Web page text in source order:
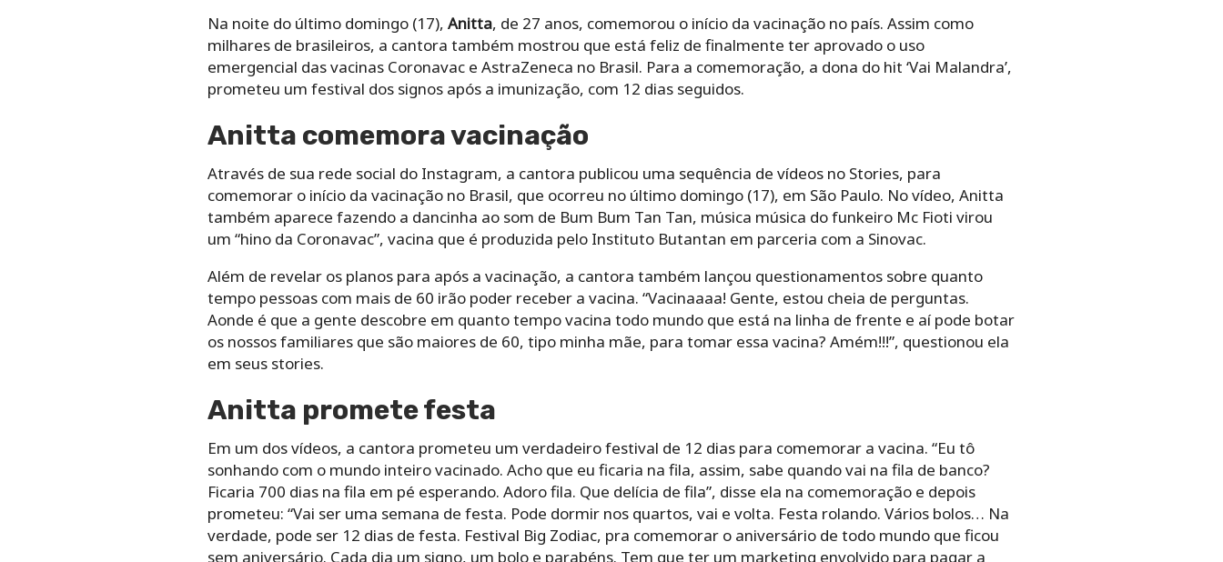
Na noite do último domingo (17), Anitta, de 27 anos, comemorou o início da vacinação no país. Assim como
milhares de brasileiros, a cantora também mostrou que está feliz de finalmente ter aprovado o uso
emergencial das vacinas Coronavac e AstraZeneca no Brasil. Para a comemoração, a dona do hit ‘Vai Malandra’,
prometeu um festival dos signos após a imunização, com 12 dias seguidos.
Anitta comemora vacinação
Através de sua rede social do Instagram, a cantora publicou uma sequência de vídeos no Stories, para
comemorar o início da vacinação no Brasil, que ocorreu no último domingo (17), em São Paulo. No vídeo, Anitta
também aparece fazendo a dancinha ao som de Bum Bum Tan Tan, música música do funkeiro Mc Fioti virou
um “hino da Coronavac”, vacina que é produzida pelo Instituto Butantan em parceria com a Sinovac.
Além de revelar os planos para após a vacinação, a cantora também lançou questionamentos sobre quanto
tempo pessoas com mais de 60 irão poder receber a vacina. “Vacinaaaa! Gente, estou cheia de perguntas.
Aonde é que a gente descobre em quanto tempo vacina todo mundo que está na linha de frente e aí pode botar
os nossos familiares que são maiores de 60, tipo minha mãe, para tomar essa vacina? Amém!!!”, questionou ela
em seus stories.
Anitta promete festa
Em um dos vídeos, a cantora prometeu um verdadeiro festival de 12 dias para comemorar a vacina. “Eu tô
sonhando com o mundo inteiro vacinado. Acho que eu ficaria na fila, assim, sabe quando vai na fila de banco?
Ficaria 700 dias na fila em pé esperando. Adoro fila. Que delícia de fila”, disse ela na comemoração e depois
prometeu: “Vai ser uma semana de festa. Pode dormir nos quartos, vai e volta. Festa rolando. Vários bolos… Na
verdade, pode ser 12 dias de festa. Festival Big Zodiac, pra comemorar o aniversário de todo mundo que ficou
sem aniversário. Cada dia um signo, um bolo e parabéns. Tem que ter um marketing envolvido para pagar a